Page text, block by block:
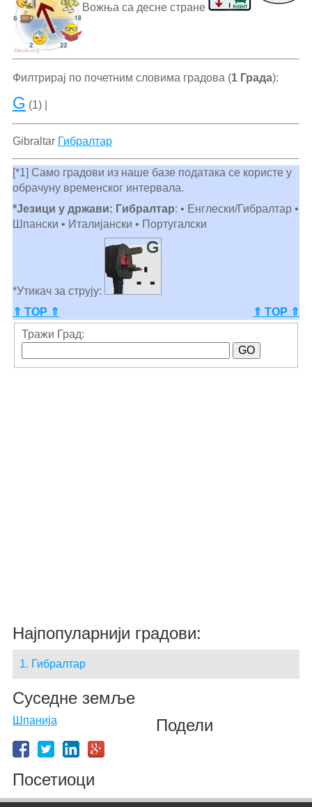
Вожња са десне стране
Филтрирај по почетним словима градова (1 Града):
G (1) |
Gibraltar Гибралтар
[*1] Само градови из наше базе података се користе у
обрачуну временског интервала.
*Језици у држави: Гибралтар: • Енглески/Гибралтар •
Шпански • Италијански • Португалски
*Утикач за струју:
⇑ TOP ⇑
⇑ TOP ⇑
Тражи Град:
Најпопуларнији градови:
1. Гибралтар
Суседне земље
Шпанија Подели
Посетиоци